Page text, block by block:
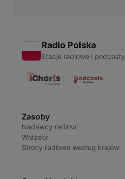
Radio Polska
Stacje radiowe i podcasty
Zasoby
Nadawcy radiowi
Widżety
Strony radiowe według krajów